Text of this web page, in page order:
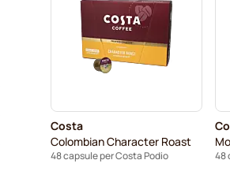
Costa
Colombian Character Roast
48 capsule per Costa Podio 48